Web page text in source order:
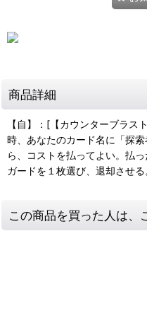
商品詳細
【自】：[【カウンターブラス
時、あなたのカード名に「探
ら、コストを払ってよい。払
ガードを１枚選び、退却させる
この商品を買った人は、